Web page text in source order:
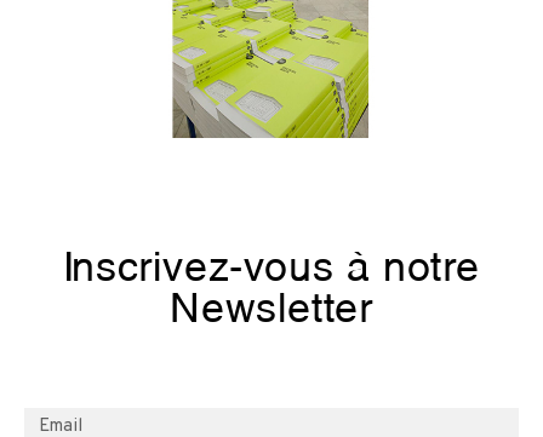
Inscrivez-vous à notre
Newsletter